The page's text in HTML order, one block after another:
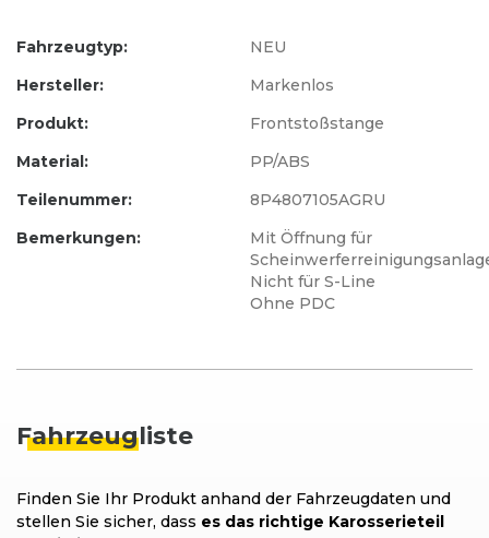
Hersteller:
Markenlos
Produkt:
Frontstoßstange
Fahrzeugtyp: NEU
Material:
PP/ABS
Teilenummer:
8P4807105AGRU
Bemerkungen:
Mit Öffnung für
Nicht für S-Line
Ohne PDC
Fahrzeugliste
Finden Sie Ihr Produkt anhand der Fahrzeugdaten und
stellen Sie sicher, dass es das richtige Karosserieteil